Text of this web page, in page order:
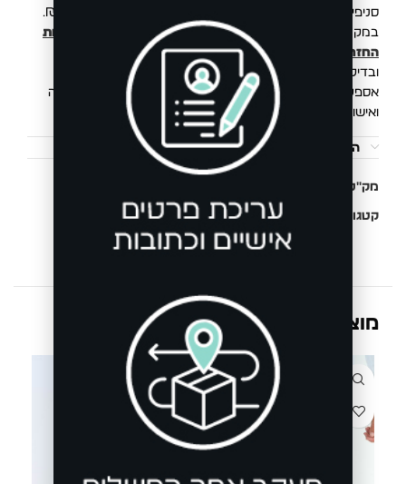
סניפי Outlet) או באמצעות איסוף ע״י שליח בעלות של 20 ₪.
במקרה של החזרת פריט, תקבלו זיכוי כספי בהתאם ל
מדיניות
החזרות והחלפות
. החזר כספי יושלם לאחר קבלת הפריטים
ובדיקתם במשרדינו.
אספקת המשלוח הינה 3 עד 10 ימי עסקים מיום ביצוע העסקה
ואישור חברת האשראי.
הוראות כביסה
מק"ט:
קטגוריות: ג'ינסים ומכנסיים, מכנסי אלגנט
מוצרים קשורים